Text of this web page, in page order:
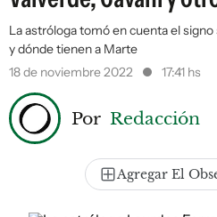
La astróloga tomó en cuenta el
y dónde tienen a Marte
18 de noviembre 2022
17:41 hs
Por Redacción
Agregar El